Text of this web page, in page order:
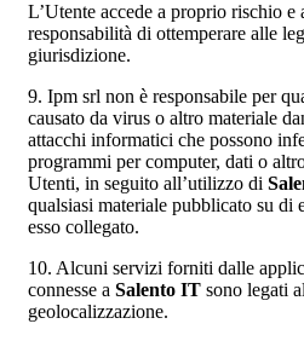
L’Utente accede a proprio rischio e
responsabilità di ottemperare alle
giurisdizione.
9. Ipm srl non è responsabile per
causato da virus o altro materiale
attacchi informatici che possono
programmi per computer, dati o
Utenti, in seguito all’utilizzo di
qualsiasi materiale pubblicato su di
esso collegato.
10. Alcuni servizi forniti dalle
connesse a Salento IT sono legati
geolocalizzazione.